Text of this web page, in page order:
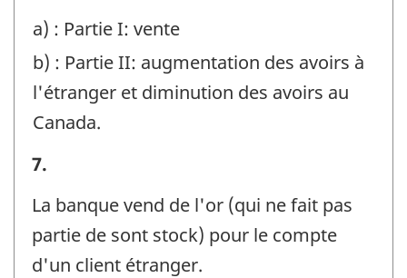
a) : Partie I: vente
b) : Partie II: augmentation des avoirs à
l'étranger et diminution des avoirs au
Canada.
Exemples
-
Identificateur
de
7.
La banque vend de l'or (qui ne fait pas
partie de sont stock) pour le compte
d'un client étranger.